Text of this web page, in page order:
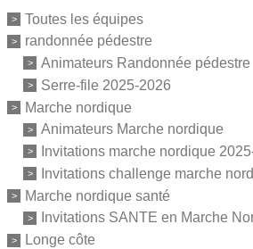
Toutes les équipes
randonnée pédestre
Animateurs Randonnée pédestre
Serre-file 2025-2026
Marche nordique
Animateurs Marche nordique
Invitations marche nordique
Invitations challenge marche
Marche nordique santé
Invitations SANTE en Marche
Longe côte